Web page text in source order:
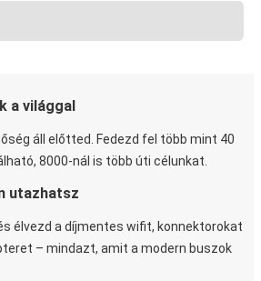
a világgal
áll előtted. Fedezd fel több mint 40
8000-nál is több úti célunkat.
utazhatsz
élvezd a díjmentes wifit, konnektorokat
– mindazt, amit a modern buszok